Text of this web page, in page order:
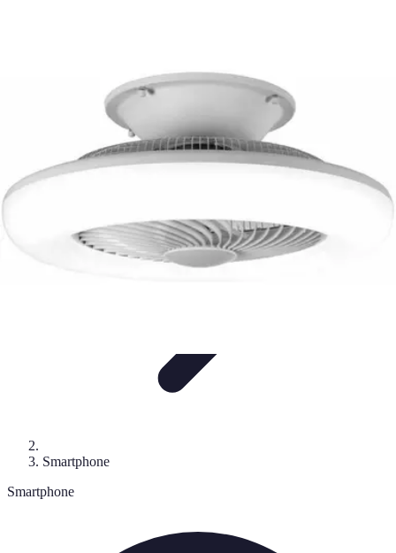
Electro Shopping
Smartphone
Smartphone